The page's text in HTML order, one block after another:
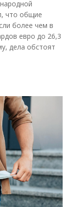
что общие
более чем в
евро до 26,3
дела обстоят